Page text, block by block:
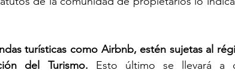
turísticas como Airbnb, estén sujetas al
del Turismo. Esto último se llevará a